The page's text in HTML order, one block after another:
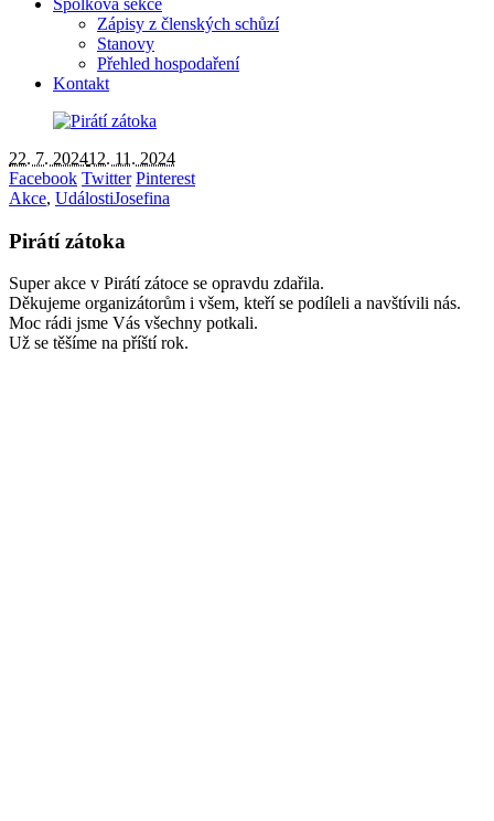
Spolková sekce
Zápisy z členských schůzí
Stanovy
Přehled hospodaření
Kontakt
22. 7. 202412. 11. 2024
Facebook Twitter Pinterest
Akce, UdálostiJosefina
Pirátí zátoka
Super akce v Pirátí zátoce se opravdu zdařila.
Děkujeme organizátorům i všem, kteří se podíleli a navštívili nás.
Moc rádi jsme Vás všechny potkali.
Už se těšíme na příští rok.